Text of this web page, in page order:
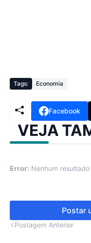
Tags: Economia
Facebook
VEJA
Error: Nenhum
Postar
Postagem Anterior